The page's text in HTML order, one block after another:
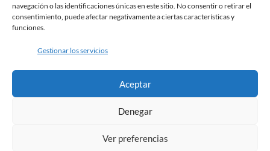
navegación o las identificaciones únicas en este sitio. No consentir o retirar el
consentimiento, puede afectar negativamente a ciertas características y
funciones.
Gestionar los servicios
Aceptar
Denegar
Ver preferencias
la
página
producto
INFORMACIÓN DE INTERÉS
Política de Privacidad
Política de Cookies